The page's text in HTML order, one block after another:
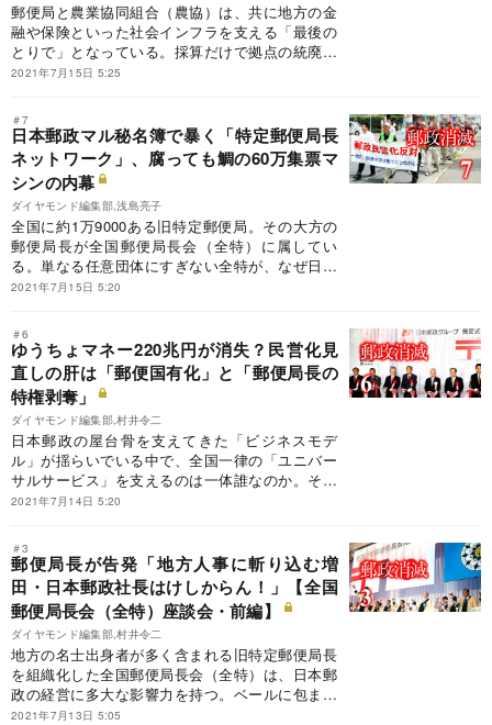
郵便局と農業協同組合（農協）は、共に地方の金
融や保険といった社会インフラを支える「最後の
とりで」となっている。採算だけで拠点の統廃合
が進めば、たちまちその地域住民の利便性が失わ
トラを加速させている中で、「利益追求」と「ユ
ニバーサルサービス提供」の二兎を追わねばなら
ない郵便局はどうあるべきなのか。五つの指標に
よる郵便局と農協の比較に加えて、統廃合必至と
なる郵便局の“過剰エリア”を炙り出す。
2021年7月15日 5:25
＃7
日本郵政マル秘名簿で暴く「特定郵便局長
ネットワーク」、腐っても鯛の60万集票マ
シンの内幕
ダイヤモンド編集部,浅島亮子
全国に約1万9000ある旧特定郵便局。その大方の
郵便局長が全国郵便局長会（全特）に属してい
る。単なる任意団体にすぎない全特が、なぜ日本
郵政グループに大きな影響力を持ち得るのか。全
2021年7月15日 5:20
＃6
ゆうちょマネー220兆円が消失？民営化見
直しの肝は「郵便国有化」と「郵便局長の
特権剥奪」
ダイヤモンド編集部,村井令二
日本郵政の屋台骨を支えてきた「ビジネスモデ
ル」が揺らいでいる中で、全国一律の「ユニバー
サルサービス」を支えるのは一体誰なのか。その
コスト負担を巡り、政治家、本社官僚、地方の郵
2021年7月14日 5:20
＃3
郵便局長が告発「地方人事に斬り込む増
田・日本郵政社長はけしからん！」【全国
郵便局長会（全特）座談会・前編】
ダイヤモンド編集部,村井令二
地方の名士出身者が多く含まれる旧特定郵便局長
を組織化した全国郵便局長会（全特）は、日本郵
政の経営に多大な影響力を持つ。ベールに包まれ
た全特幹部たちに、匿名で本音を語ってもらっ
2021年7月13日 5:05